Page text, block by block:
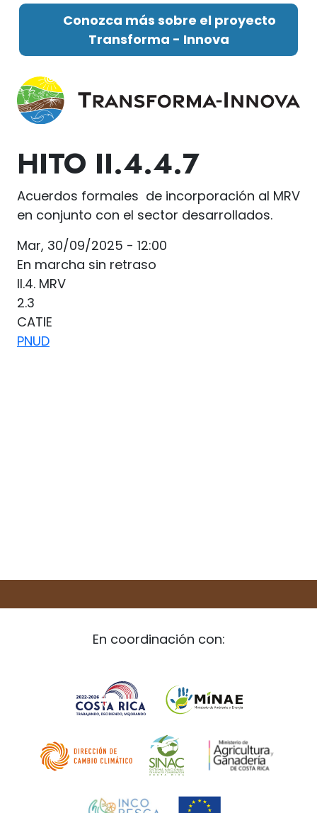
Pasar al contenido principal
Conozca más sobre el proyecto
Transforma - Innova
HITO II.4.4.7
Acuerdos formales de incorporación al MRV
en conjunto con el sector desarrollados.
Mar, 30/09/2025 - 12:00
En marcha sin retraso
II.4. MRV
2.3
CATIE
PNUD
En coordinación con: